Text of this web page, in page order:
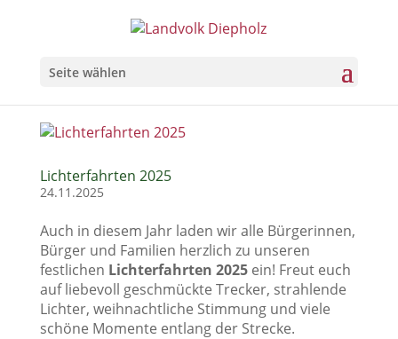
Seite wählen
Lichterfahrten 2025
24.11.2025
Auch in diesem Jahr laden wir alle Bürgerinnen,
Bürger und Familien herzlich zu unseren
festlichen Lichterfahrten 2025ein! Freut euch
auf liebevoll geschmückte Trecker, strahlende
Lichter, weihnachtliche Stimmung und viele
schöne Momente entlang der Strecke.